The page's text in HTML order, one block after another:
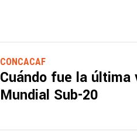
CONCACAF
Cuándo fue la última
Mundial Sub-20